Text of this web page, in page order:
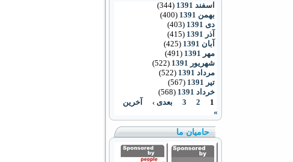
اسفند 1391
(344)
بهمن 1391
(400)
دی 1391
(403)
آذر 1391
(415)
آبان 1391
(425)
مهر 1391
(491)
شهریور 1391
(522)
مرداد 1391
(522)
تیر 1391
(567)
خرداد 1391
(568)
1
2
3 بعدی ›
آخرین
»
حامیان ما